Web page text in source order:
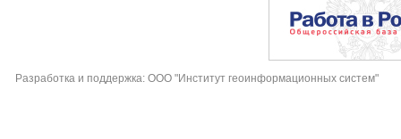
Разработка и поддержка: ООО "Институт геоинформационных систем"